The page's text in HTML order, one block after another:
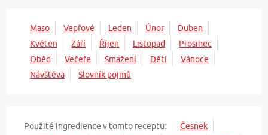
Maso Vepřové Leden Únor
Duben
Květen
Září Říjen Listopad
Prosinec
Oběd
Večeře Smažení Děti
Vánoce
Návštěva
Slovník pojmů
Použité ingredience v tomto receptu:
Česnek